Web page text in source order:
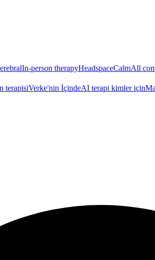
In-person therapyHeadspaceCalmAll
terapisiVerke'nin İçindeAI terapi kimler için